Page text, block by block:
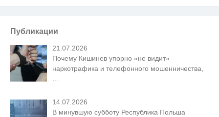
Публикации
21.07.2026
Почему Кишинев упорно «не видит»
наркотрафика и телефонного мошенничества,
14.07.2026
В минувшую субботу Республика Польша